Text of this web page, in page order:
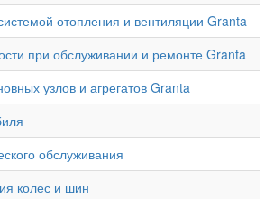
отопления и вентиляции Granta
при обслуживании и ремонте Granta
узлов и агрегатов Granta
обслуживания
колес и шин